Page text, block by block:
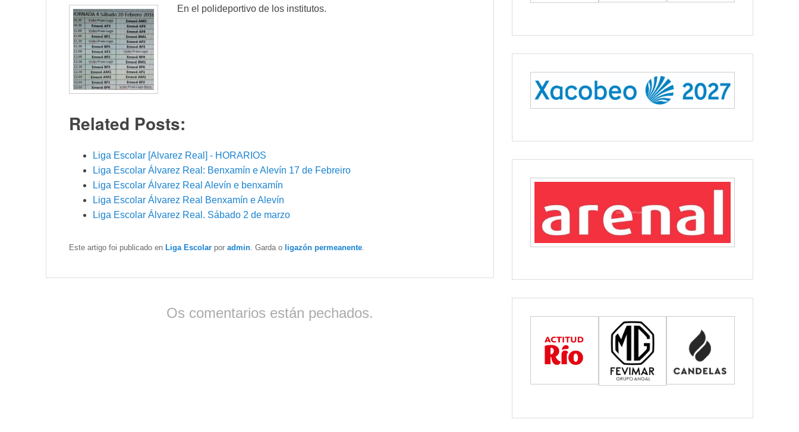
En el polideportivo de los institutos.
Related Posts:
Liga Escolar [Alvarez Real] - HORARIOS
Liga Escolar Álvarez Real: Benxamín e Alevín 17 de Febreiro
Liga Escolar Álvarez Real Alevín e benxamín
Liga Escolar Álvarez Real Benxamín e Alevín
Liga Escolar Álvarez Real. Sábado 2 de marzo
Este artigo foi publicado en Liga Escolar por admin . Garda o ligazón permeanente
Os comentarios están pechados.